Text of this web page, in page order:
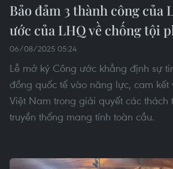
Bảo đảm 3 thành công của
ước của LHQ về chống tội
06/08/2025 05:24
Lễ mở ký Công ước khẳng định sự
đồng quốc tế vào năng lực, cam kết
Việt Nam trong giải quyết các thách
truyền thống mang tính toàn cầu.